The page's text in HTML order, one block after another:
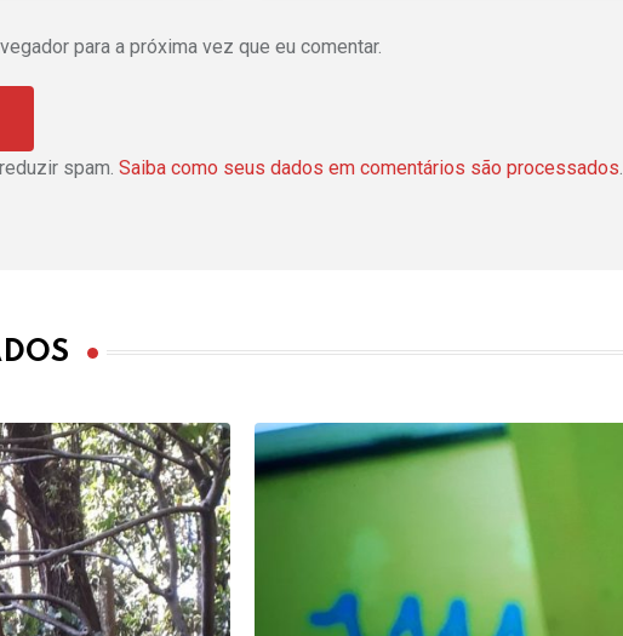
para a próxima vez que eu comentar.
spam. Saiba como seus dados em comentários são processados.